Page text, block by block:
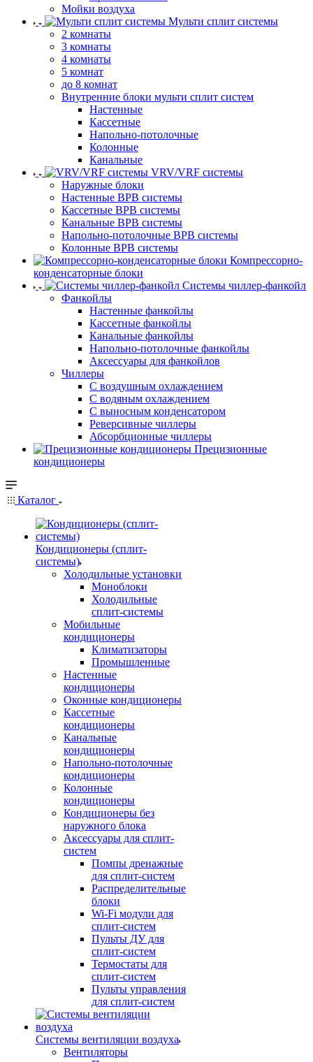
Мойки воздуха
Мульти сплит системы
2 комнаты
3 комнаты
4 комнаты
5 комнат
до 8 комнат
Внутренние блоки мульти сплит систем
Настенные
Кассетные
Напольно-потолочные
Колонные
Канальные
VRV/VRF системы
Наружные блоки
Настенные ВРВ системы
Кассетные ВРВ системы
Канальные ВРВ системы
Напольно-потолочные ВРВ системы
Колонные ВРВ системы
Компрессорно-
конденсаторные блоки
Системы чиллер-фанкойл
Фанкойлы
Настенные фанкойлы
Кассетные фанкойлы
Канальные фанкойлы
Напольно-потолочные фанкойлы
Аксессуары для фанкойлов
Чиллеры
С воздушным охлаждением
С водяным охлаждением
С выносным конденсатором
Реверсивные чиллеры
Абсорбционные чиллеры
Прецизионные
кондиционеры
Каталог
Кондиционеры (сплит-
системы)
Холодильные установки
Моноблоки
Холодильные
сплит-системы
Мобильные
кондиционеры
Климатизаторы
Промышленные
Настенные
кондиционеры
Оконные кондиционеры
Кассетные
кондиционеры
Канальные
кондиционеры
Напольно-потолочные
кондиционеры
Колонные
кондиционеры
Кондиционеры без
наружного блока
Аксессуары для сплит-
систем
Помпы дренажные
для сплит-систем
Распределительные
блоки
Wi-Fi модули для
сплит-систем
Пульты ДУ для
сплит-систем
Термостаты для
сплит-систем
Пульты управления
для сплит-систем
Системы вентиляции воздуха
Вентиляторы